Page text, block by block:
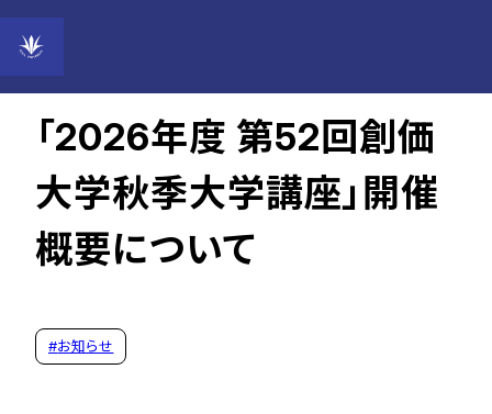
2026年04月30日
「2026年度 第52回創価
大学秋季大学講座」開催
概要について
#お知らせ